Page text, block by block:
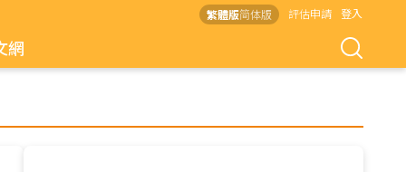
繁體版简体版 評估申請 登入
網